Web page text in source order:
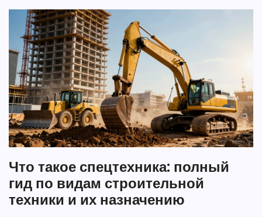
Что такое спецтехника: полный
гид по видам строительной
техники и их назначению